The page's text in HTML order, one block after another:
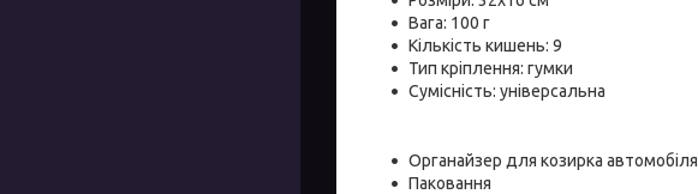
Вага: 100 г
Кількість кишень: 9
Тип кріплення: гумки
Сумісність: універсальна
Органайзер для козирка автомобіля
Паковання